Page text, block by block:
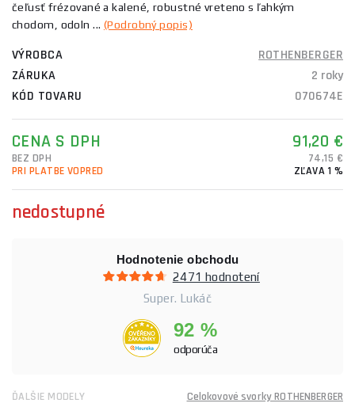
čeľusť frézované a kalené, robustné vreteno s ľahkým
chodom, odoln ... (Podrobný popis)
VÝROBCA
ROTHENBERGER
ZÁRUKA
2 roky
KÓD TOVARU
070674E
CENA S DPH 91,20 €
BEZ DPH
74,15 €
PRI PLATBE VOPRED
ZĽAVA 1 %
nedostupné
Hodnotenie obchodu
2471 hodnotení
Super. Lukáč
92 %
odporúča
ĎALŠIE MODELY Celokovové svorky ROTHENBERGER